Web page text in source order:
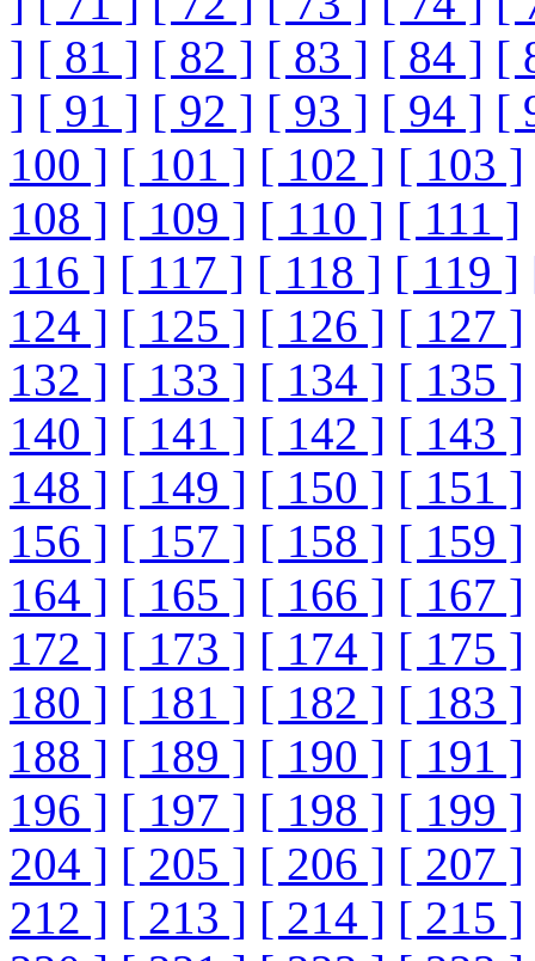
] [ 81 ] [ 82 ] [ 83 ] [ 84 ] [
] [ 91 ] [ 92 ] [ 93 ] [ 94 ] [
100 ] [ 101 ] [ 102 ] [ 103 ]
108 ] [ 109 ] [ 110 ] [ 111 ]
116 ] [ 117 ] [ 118 ] [ 119 ]
124 ] [ 125 ] [ 126 ] [ 127 ]
132 ] [ 133 ] [ 134 ] [ 135 ]
140 ] [ 141 ] [ 142 ] [ 143 ]
148 ] [ 149 ] [ 150 ] [ 151 ]
156 ] [ 157 ] [ 158 ] [ 159 ]
164 ] [ 165 ] [ 166 ] [ 167 ]
172 ] [ 173 ] [ 174 ] [ 175 ]
180 ] [ 181 ] [ 182 ] [ 183 ]
188 ] [ 189 ] [ 190 ] [ 191 ]
196 ] [ 197 ] [ 198 ] [ 199 ]
204 ] [ 205 ] [ 206 ] [ 207 ]
212 ] [ 213 ] [ 214 ] [ 215 ]